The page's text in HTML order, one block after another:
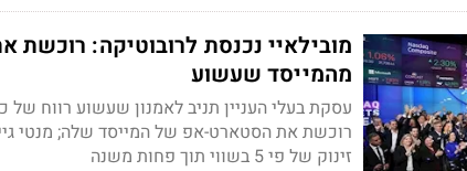
מהמייסד שעשוע
זינוק של פי 5 בשווי תוך פחות משנה